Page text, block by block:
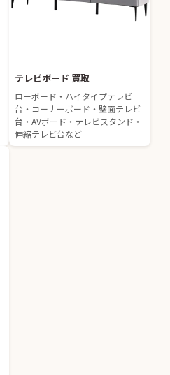
テレビボード 買取
ローボード・ハイタイプテレビ
台・コーナーボード・壁面テレビ
台・AVボード・テレビスタンド・
伸縮テレビ台など